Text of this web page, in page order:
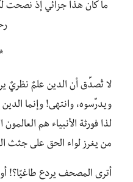
ما كان هذا جزائي إذ
لا تُصدِّق أن الدين علمٌ نظريٌ
ويدرِّسوه، وانتهى! وإنما
لذا فورثة الأنبياء هم
من يغرز لواء الحق على جثث
أترى المصحف يردع طاغيًا؟! أو